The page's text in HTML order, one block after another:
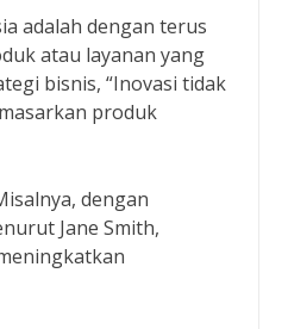
adalah dengan terus
atau layanan yang
bisnis, “Inovasi tidak
produk
dengan
Jane Smith,